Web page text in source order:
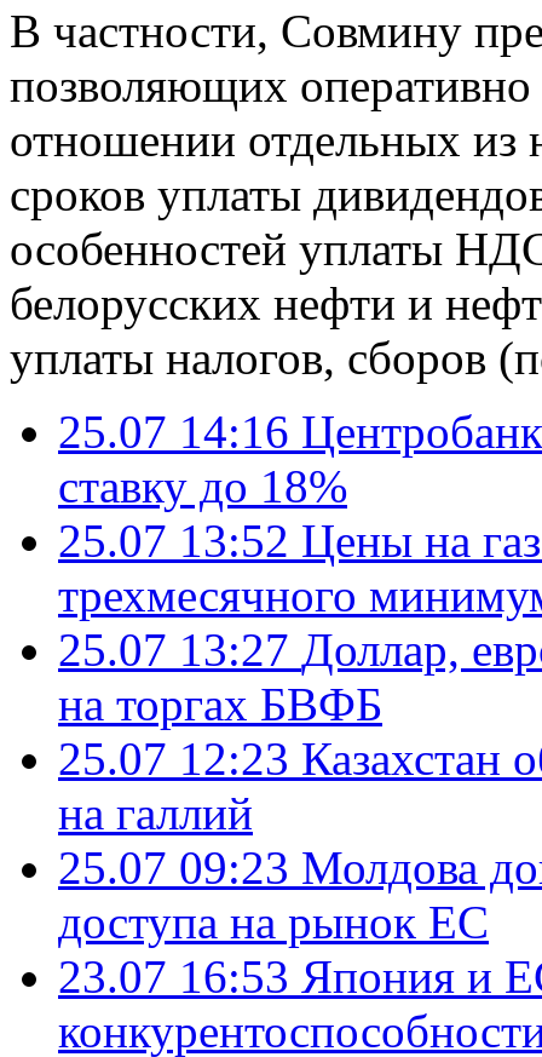
В частности, Совмину
позволяющих
отношении отдельных из
сроков уплаты
особенностей уплаты
белорусских нефти и
уплаты налогов, сборов
25.07 14:16
ставку до 18%
25.07 13:52 Цены на
трехмесячного
25.07 13:27 Доллар,
на торгах БВФБ
25.07 12:23 Казахстан
на галлий
25.07 09:23 Молдова
доступа на рынок ЕС
23.07 16:53 Япония и